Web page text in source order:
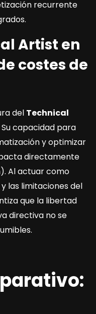
recurrente
Artist en
costes de
del Technical
capacidad para
y optimizar
directamente
Al actuar como
las limitaciones del
que la libertad
directiva no se